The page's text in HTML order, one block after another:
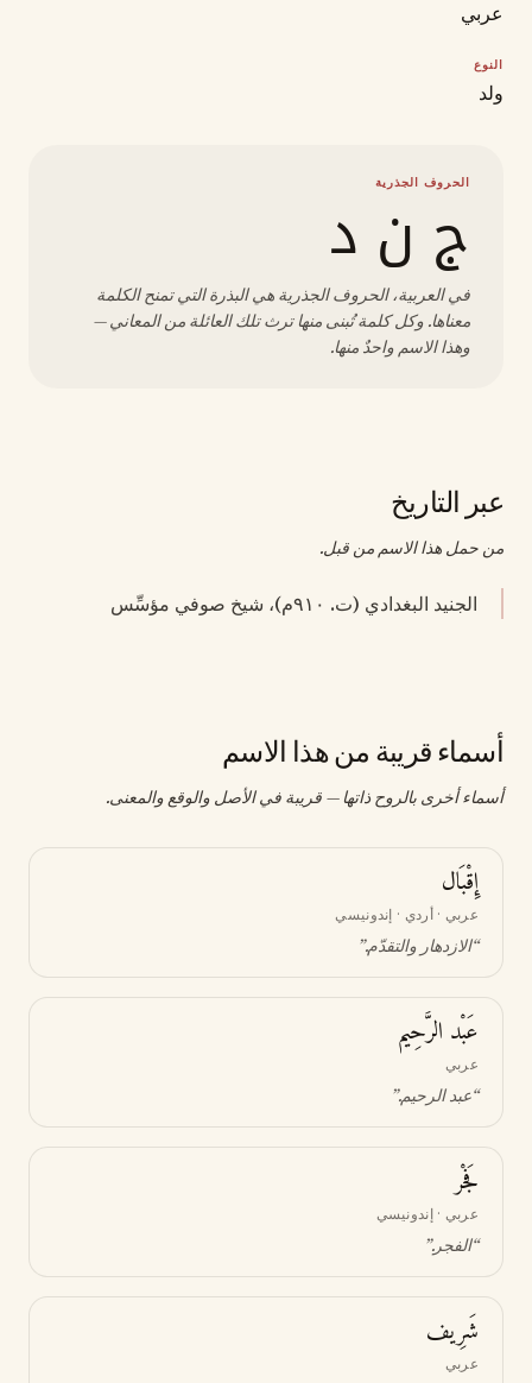
عربي
النوع
ولد
الحروف الجذرية
ج ن د
في العربية، الحروف الجذرية هي البذرة التي تمنح الكلمة
معناها. وكل كلمة تُبنى منها ترث تلك العائلة من المعاني —
وهذا الاسم واحدٌ منها.
عبر التاريخ
من حمل هذا الاسم من قبل.
الجنيد البغدادي (ت. ٩١٠م)، شيخ صوفي مؤسِّس
أسماء قريبة من هذا الاسم
أسماء أخرى بالروح ذاتها — قريبة في الأصل والوقع والمعنى.
إِقْبَال
عربي · أردي · إندونيسي
“الازدهار والتقدّم.”
عَبْد الرَّحِيم
عربي
“عبد الرحيم.”
فَجْر
عربي · إندونيسي
“الفجر.”
شَرِيف
عربي